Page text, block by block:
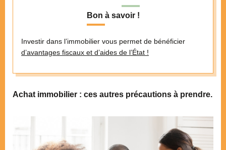
Bon à savoir !
Investir dans l’immobilier vous permet de bénéficier
d’avantages fiscaux et d’aides de l’État !
Achat immobilier : ces autres précautions à prendre.